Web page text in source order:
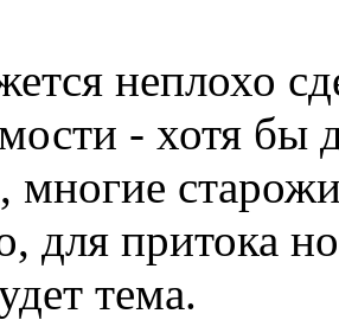
неплохо
- хотя бы
для притока
тема.